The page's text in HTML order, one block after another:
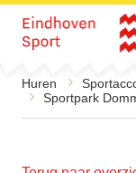
Direct naar de
Huren
Sportpark